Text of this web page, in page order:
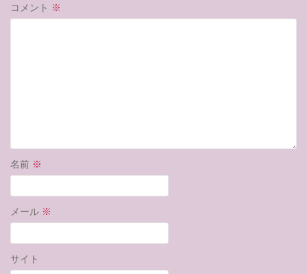
コメント ※
名前 ※
メール ※
サイト